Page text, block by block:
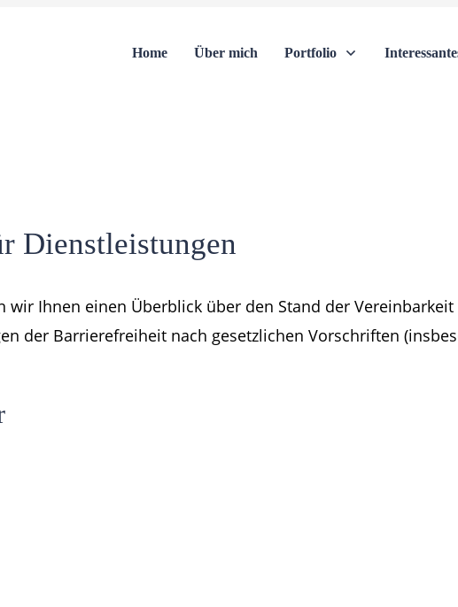
Home Über mich Portfolio
Dienstleistungen
Ihnen einen Überblick über den Stand der
der Barrierefreiheit nach gesetzlichen Vorschriften